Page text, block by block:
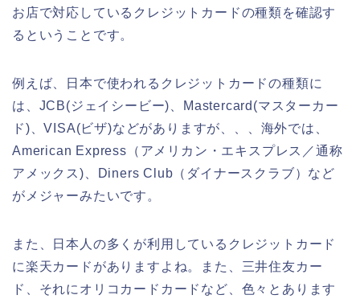
お店で対応しているクレジットカードの種類を確認す
るということです。
例えば、日本で使われるクレジットカードの種類に
は、JCB(ジェイシービー)、Mastercard(マスターカー
ド)、VISA(ビザ)などがありますが、、、海外では、
American Express（アメリカン・エキスプレス／通称
アメックス)、Diners Club（ダイナースクラブ）など
がメジャーみたいです。
また、日本人の多くが利用しているクレジットカード
に楽天カードがありますよね。また、三井住友カー
ド、それにオリコカードカードなど、色々とあります